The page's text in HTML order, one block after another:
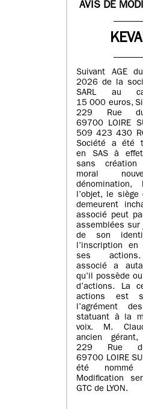
AVIS DE
Suivant AGE
2026 de la
SARL au
15 000 euros,
229 Rue
69700 LOIRE
509 423 430
Société a été
en SAS à
sans création
moral
l’objet, le
demeurent
associé peut
assemblées sur
de son
l’inscription
ses
associé a
qu’il possède
d’actions. La
actions est
l’agrément
statuant à la
voix. M.
ancien gérant,
229 Rue
69700 LOIRE
été nommé
Modification
GTC de LYON.